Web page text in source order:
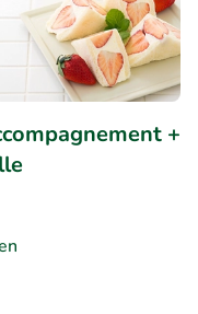
+